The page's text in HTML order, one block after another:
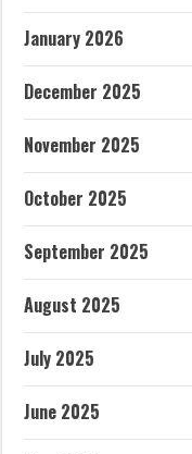
January 2026
December 2025
November 2025
October 2025
September 2025
August 2025
July 2025
June 2025